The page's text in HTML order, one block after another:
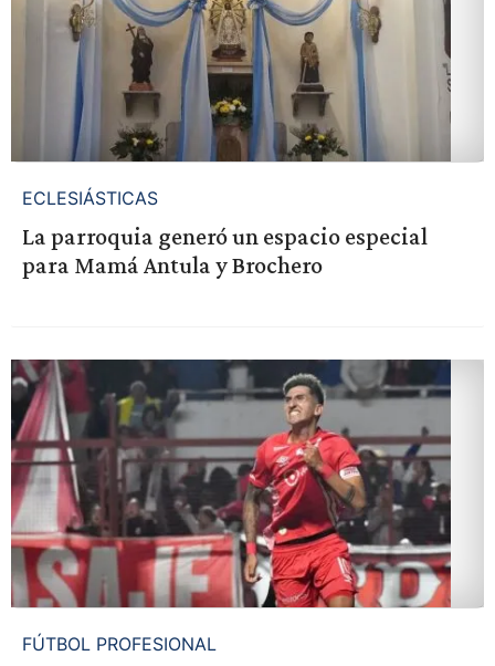
ECLESIÁSTICAS
La parroquia generó un espacio especial
para Mamá Antula y Brochero
FÚTBOL PROFESIONAL